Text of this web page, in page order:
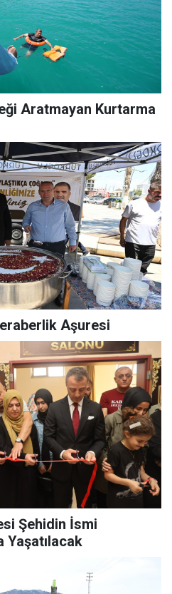
Aratmayan Kurtarma
Aşuresi
Yaşatılacak